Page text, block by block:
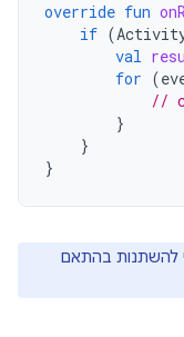
override fun
if (
val
for (
//
}
}
}
להשתנות בהתאם